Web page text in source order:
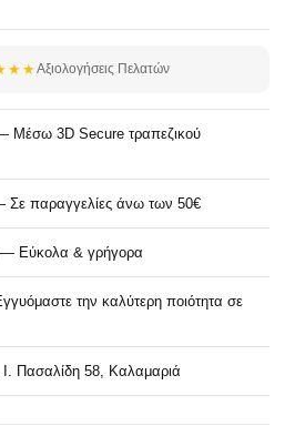
Αξιολογήσεις Πελατών
Μέσω 3D Secure τραπεζικού
Σε παραγγελίες άνω των 50€
— Εύκολα & γρήγορα
την καλύτερη ποιότητα σε
Πασαλίδη 58, Καλαμαριά